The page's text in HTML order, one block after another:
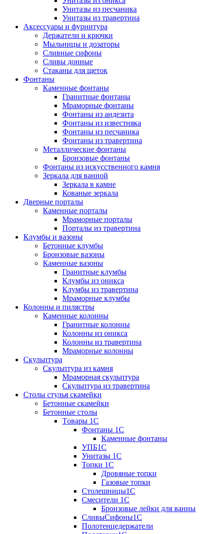
Унитазы из песчаника
Унитазы из травертина
Аксессуары и фурнитура
Держатели и крючки
Мыльницы и дозаторы
Сливные сифоны
Сливы донные
Стаканы для щеток
Фонтаны
Каменные фонтаны
Гранитные фонтаны
Мраморные фонтаны
Фонтаны из андезита
Фонтаны из известняка
Фонтаны из песчаника
Фонтаны из травертина
Металлические фонтаны
Бронзовые фонтаны
Фонтаны из искусственного камня
Зеркала для ванной
Зеркала в камне
Кованые зеркала
Дверные порталы
Каменные порталы
Мраморные порталы
Порталы из травертина
Клумбы и вазоны
Бетонные клумбы
Бронзовые вазоны
Каменные вазоны
Гранитные клумбы
Клумбы из оникса
Клумбы из травертина
Мраморные клумбы
Колонны и пилястры
Каменные колонны
Гранитные колонны
Колонны из оникса
Колонны из травертина
Мраморные колонны
Скульптура
Скульптура из камня
Мраморная скульптура
Скульптура из травертина
Столы стулья скамейки
Бетонные скамейки
Бетонные столы
Tовары 1C
Фонтаны 1C
Каменные фонтаны
УПБ1С
Унитазы 1С
Топки 1С
Дровяные топки
Газовые топки
Столешницы1С
Смесители 1С
Бронзовые лейки для ванны
СливыСифоны1С
Полотенцедержатели